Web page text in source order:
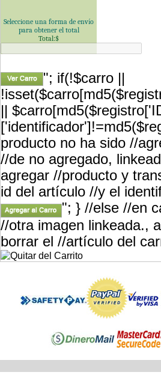
Seleccione una forma de envío
para obtener el total
Total:$
"; if(!$carro ||
||
producto no ha sido //
//de no agregado,
agregar //producto y
id del artículo //y el
"; } //else //en
//otra imagen linkeada.,
borrar el //artículo del